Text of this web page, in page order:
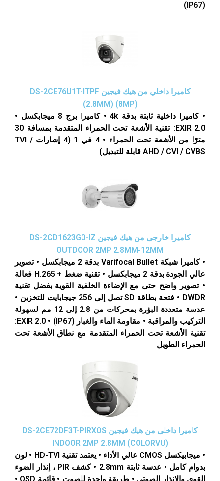
(IP67)
كاميرا داخلي من هيك فيجين DS-2CE76U1T-ITPF
(2.8MM) (8MP)
• كاميرا داخلية ثابتة بدقة 4k • كاميرا برج 8 ميجابكسل •
EXIR 2.0: تقنية الأشعة تحت الحمراء المتقدمة بمسافة 30
مترًا من الأشعة تحت الحمراء • 4 في 1 (4 إشارات TVI /
AHD / CVI / CVBS قابلة للتبديل)
كاميرا خارجى من هيك فيجين DS-2CD1623G0-IZ
OUTDOOR 2MP 2.8MM-12MM
• كاميرا شبكة Varifocal Bullet بدقة 2 ميجابكسل • تصوير
عالي الجودة بدقة 2 ميجابكسل • تقنية ضغط + H.265 فعالة
• تصوير واضح حتى مع الإضاءة الخلفية القوية بفضل تقنية
DWDR • فتحة بطاقة SD تصل إلى 256 جيجابايت للتخزين •
عدسة متعددة البؤرة بمحركات من 2.8 إلى 12 مم لسهولة
التركيب والمراقبة • مقاومة الماء والغبار (IP67) • EXIR 2.0:
تقنية الأشعة تحت الحمراء المتقدمة مع نطاق الأشعة تحت
الحمراء الطويل
كاميرا داخلى من هيك فيجين DS-2CE72DF3T-PIRXOS
INDOOR 2MP 2.8MM (COLORVU)
• ميجابيكسل CMOS عالي الأداء • يعتمد تقنية HD-TVI • لون
بدوام كامل • عدسة ثابتة 2.8mm • كشف PIR ، إنذار الضوء
القوي والإنذار الصوتي • طريقة واحدة للصوت • قائمة OSD •